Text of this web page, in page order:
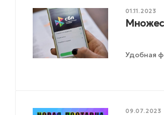
01.11.2023
Удобная
09.07.2023